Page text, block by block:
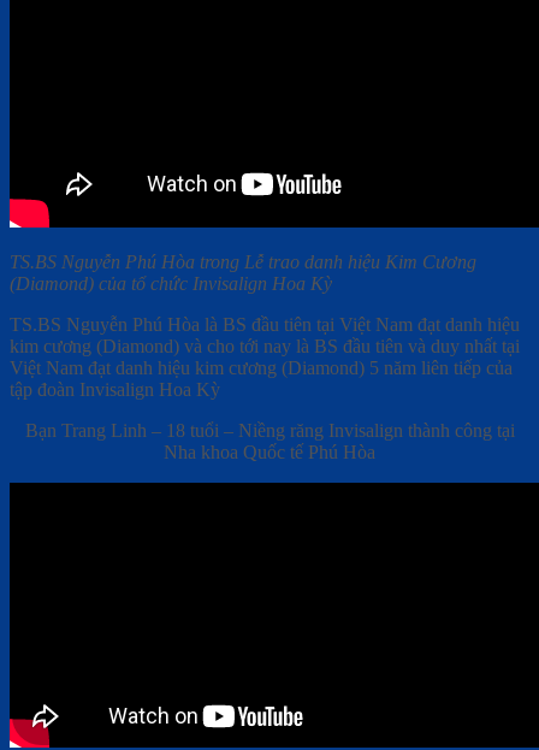
TS.BS Nguyễn Phú Hòa trong Lễ trao danh hiệu Kim Cương
(Diamond) của tổ chức Invisalign Hoa Kỳ
TS.BS Nguyễn Phú Hòa là BS đầu tiên tại Việt Nam đạt danh hiệu
kim cương (Diamond) và cho tới nay là BS đầu tiên và duy nhất tại
Việt Nam đạt danh hiệu kim cương (Diamond) 5 năm liên tiếp của
tập đoàn Invisalign Hoa Kỳ
Bạn Trang Linh – 18 tuổi – Niềng răng Invisalign thành công tại
Nha khoa Quốc tế Phú Hòa